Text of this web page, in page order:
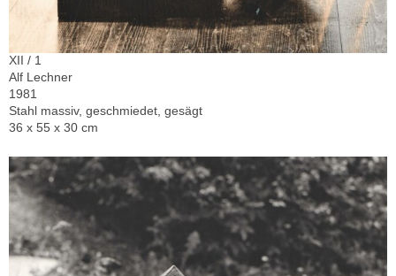
XII / 1
Alf Lechner
1981
Stahl massiv, geschmiedet, gesägt
36 x 55 x 30 cm